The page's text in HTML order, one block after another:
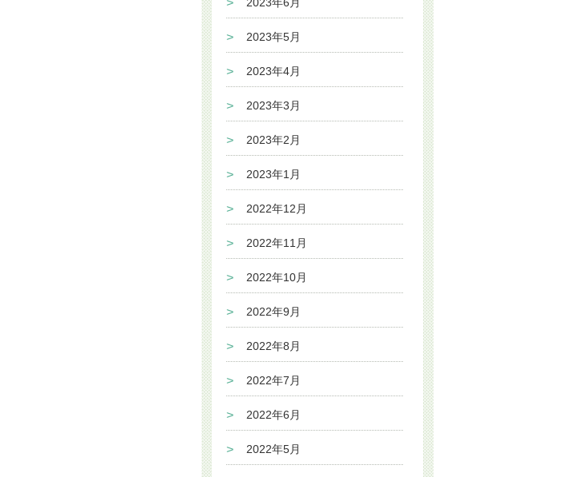
2023年5月
2023年4月
2023年3月
2023年2月
2023年1月
2022年12月
2022年11月
2022年10月
2022年9月
2022年8月
2022年7月
2022年6月
2022年5月